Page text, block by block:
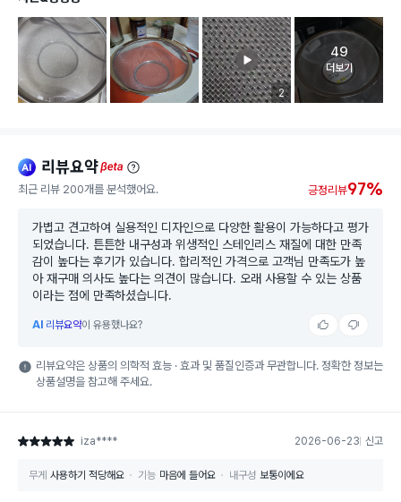
리뷰 이미지 등록 개수
2
고객 리뷰
49
더보기
ai 리뷰요약beta
최근 리뷰 200개를 분석했어요. 긍정리뷰97%
가볍고 견고하여 실용적인 디자인으로 다양한 활용이 가능하다고 평가
되었습니다. 튼튼한 내구성과 위생적인 스테인리스 재질에 대한 만족
감이 높다는 후기가 있습니다. 합리적인 가격으로 고객님 만족도가 높
아 재구매 의사도 높다는 의견이 많습니다. 오래 사용할 수 있는 상품
이라는 점에 만족하셨습니다.
AI 리뷰요약이 유용했나요?
리뷰요약은 상품의 의학적 효능 · 효과 및 품질인증과 무관합니다. 정확한 정보는
상품설명을 참고해 주세요.
별점 5점 iza**** 2026-06-23 신고
무게 사용하기 적당해요 기능 마음에 들어요 내구성 보통이에요